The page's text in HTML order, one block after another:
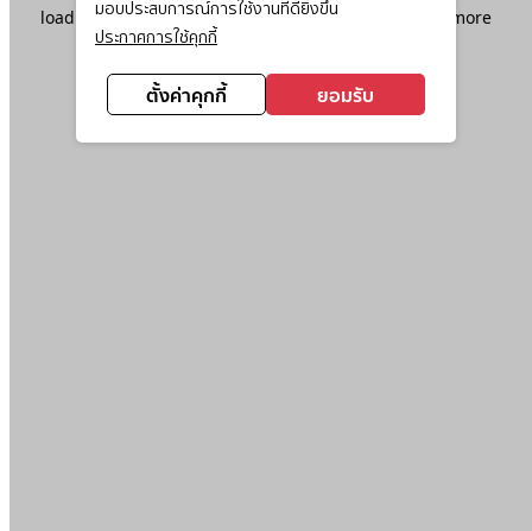
มอบประสบการณ์การใช้งานที่ดียิ่งขึ้น
ประกาศการใช้คุกกี้
ตั้งค่าคุกกี้ ยอมรับ
loadingwww.ktc.co.th(see the browser console
for more
information).